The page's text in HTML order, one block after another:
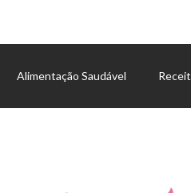
Alimentação Saudável